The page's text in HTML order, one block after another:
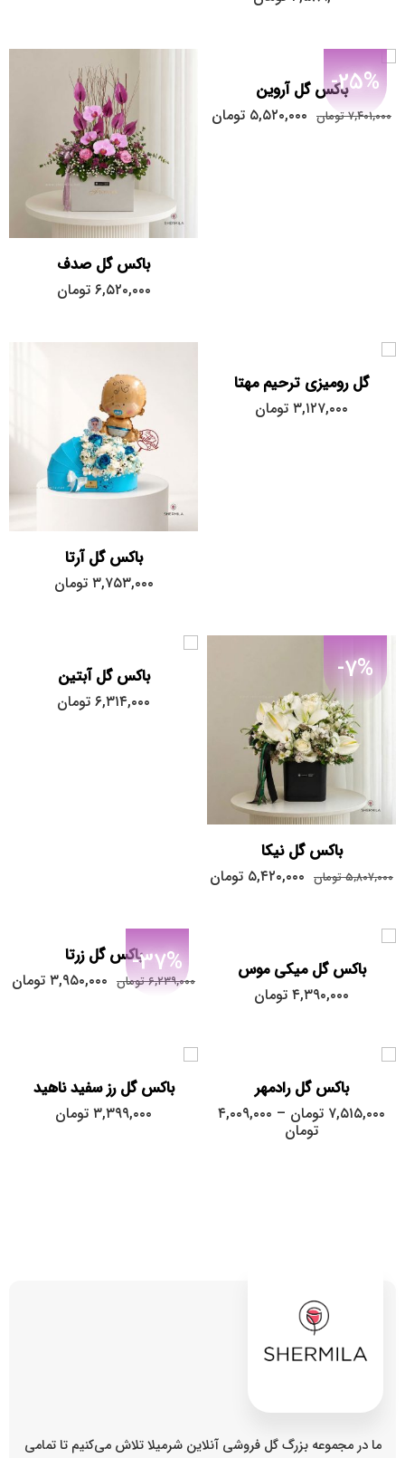
-25%باکس گل آروین
۷,۴۰۱,۰۰۰ تومان ۵,۵۲۰,۰۰۰ تومان
باکس گل صدف
۶,۵۲۰,۰۰۰ تومان
گل رومیزی ترحیم مهتا
۳,۱۲۷,۰۰۰ تومان
باکس گل آرتا
۳,۷۵۳,۰۰۰ تومان
-7%
باکس گل نیکا
۵,۸۰۷,۰۰۰ تومان ۵,۴۲۰,۰۰۰ تومان
باکس گل آبتین
۶,۳۱۴,۰۰۰ تومان
باکس گل میکی موس
۴,۳۹۰,۰۰۰ تومان
-37%باکس گل زرتا
۶,۲۳۹,۰۰۰ تومان ۳,۹۵۰,۰۰۰ تومان
باکس گل رادمهر
۷,۵۱۵,۰۰۰ تومان – ۴,۰۰۹,۰۰۰
تومان
بزرگ
کوچک
باکس گل رز سفید ناهید
۳,۳۹۹,۰۰۰ تومان
ما در مجموعه بزرگ گل فروشی آنلاین شرمیلا تلاش می‌کنیم تا تمامی